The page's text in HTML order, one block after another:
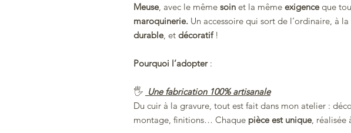
Meuse, avec le même soin et la même exigenceque
maroquinerie. Un accessoire qui sort de l’ordinaire, à la
durable, et décoratif!
Pourquoi l’adopter :
🖐️ Une fabrication 100% artisanale
Du cuir à la gravure, tout est fait dans mon atelier :
montage, finitions… Chaque pièce est unique, réalisée